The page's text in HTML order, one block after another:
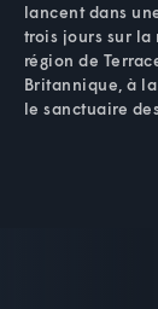
lancent dans
trois jours sur la
région de
Britannique, à
le sanctuaire